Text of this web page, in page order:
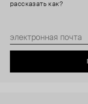
рассказать как?